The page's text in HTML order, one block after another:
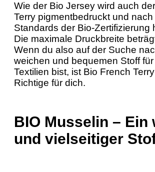
Wie der Bio Jersey wird auch
Terry pigmentbedruckt und nach
Standards der Bio-Zertifizierung
Die maximale Druckbreite
Wenn du also auf der Suche
weichen und bequemen Stoff
Textilien bist, ist Bio French
Richtige für dich.
BIO Musselin – Ein
und vielseitiger